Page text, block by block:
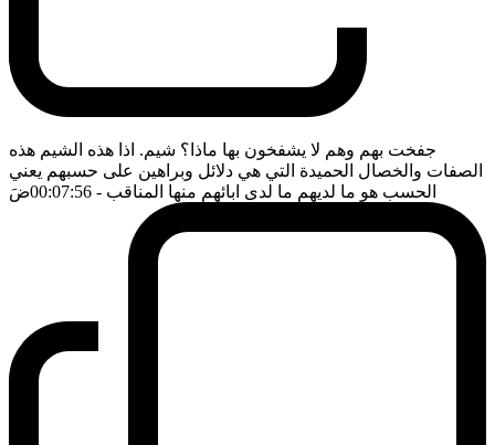
جفخت بهم وهم لا يشفخون بها ماذا؟ شيم. اذا هذه الشيم هذه
الصفات والخصال الحميدة التي هي دلائل وبراهين على حسبهم يعني
الحسب هو ما لديهم ما لدى ابائهم منها المناقب - 00:07:56 ضَ